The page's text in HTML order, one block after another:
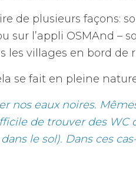
de plusieurs façons:
sur l’appli OSMAnd –
les villages en bord de
se fait en pleine
nos eaux noires.
de trouver des WC
le sol). Dans ces